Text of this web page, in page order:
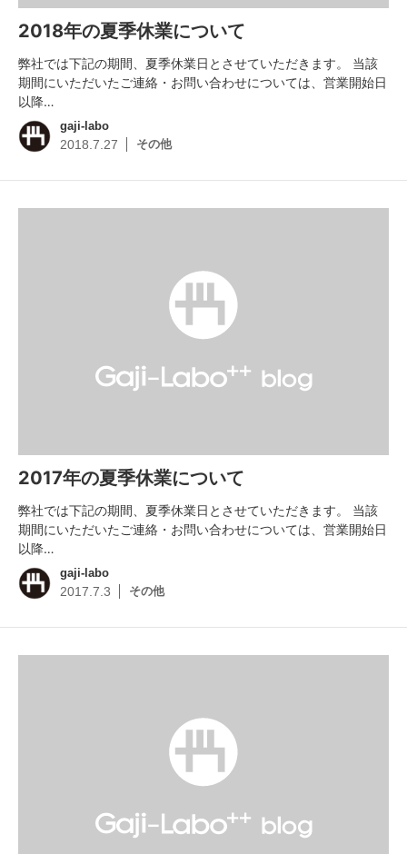
2018年の夏季休業について
弊社では下記の期間、夏季休業日とさせていただきます。 当該
期間にいただいたご連絡・お問い合わせについては、営業開始日
以降…
gaji-labo
2018.7.27 その他
2017年の夏季休業について
弊社では下記の期間、夏季休業日とさせていただきます。 当該
期間にいただいたご連絡・お問い合わせについては、営業開始日
以降…
gaji-labo
2017.7.3 その他